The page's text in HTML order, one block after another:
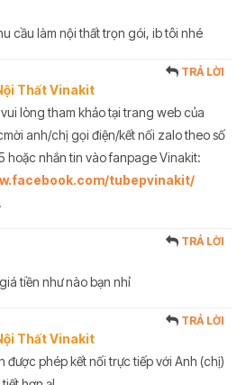
cầu làm nội thất trọn gói, ib tôi nhé
Thất Vinakit
TRẢ LỜI
lòng tham khảo tại trang web của
anh/chị gọi điện/kết nối zalo theo số
hoặc nhắn tin vào fanpage Vinakit:
tubepvinakit/
TRẢ LỜI
tiền như nào bạn nhỉ
Thất Vinakit
TRẢ LỜI
được phép kết nối trực tiếp với Anh (chị)